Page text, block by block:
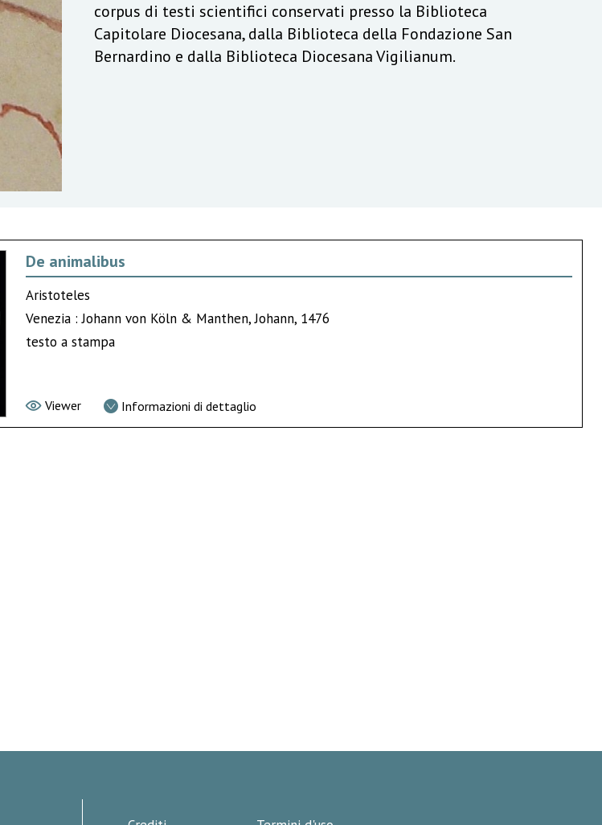
corpus di testi scientifici conservati presso la Biblioteca
Capitolare Diocesana, dalla Biblioteca della Fondazione San
Bernardino e dalla Biblioteca Diocesana Vigilianum.
De animalibus
Aristoteles
Venezia : Johann von Köln & Manthen, Johann, 1476
testo a stampa
Viewer Informazioni di dettaglio